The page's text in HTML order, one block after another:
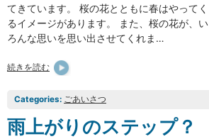
てきています。 桜の花とともに春はやってく
るイメージがあります。 また、桜の花が、い
ろんな思いを思い出させてくれま…
続きを読む
Categories: ごあいさつ
雨上がりのステップ？